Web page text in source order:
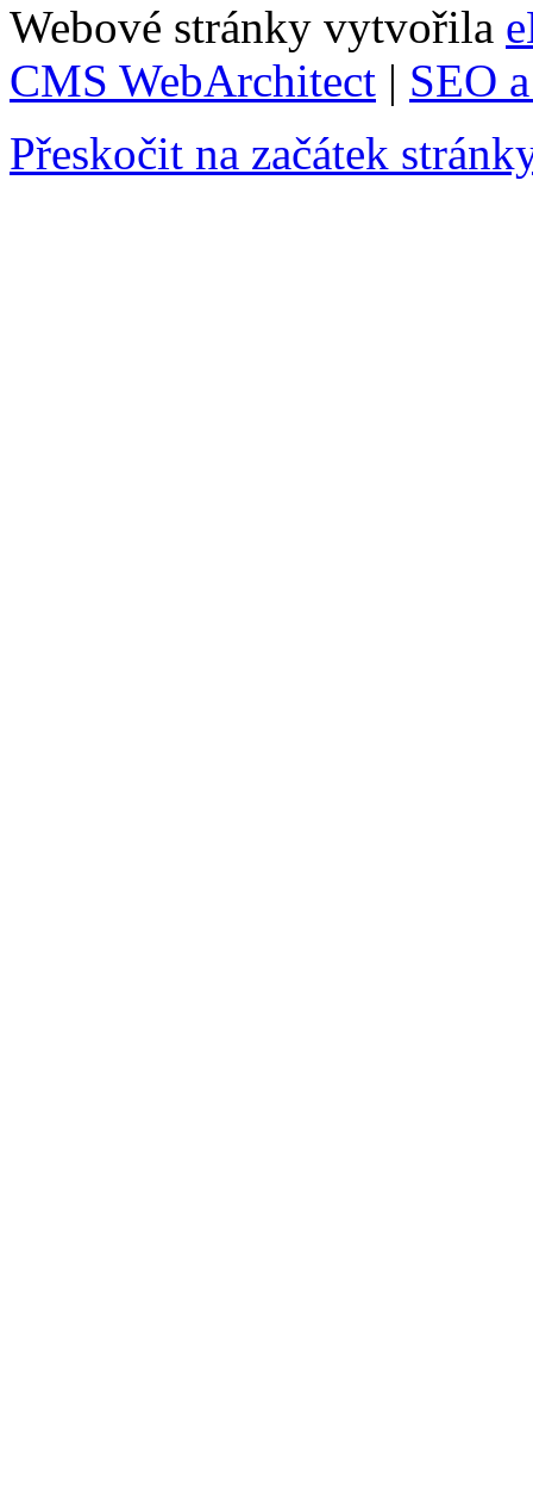
Webové stránky vytvořila
CMS WebArchitect | SEO
Přeskočit na začátek